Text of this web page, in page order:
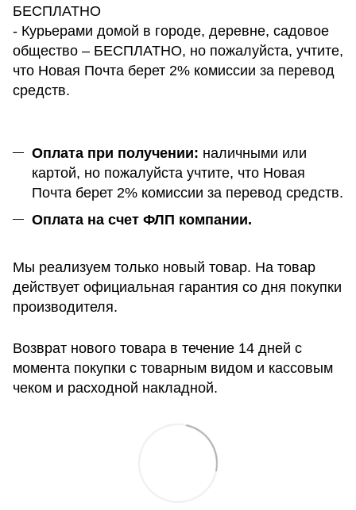
БЕСПЛАТНО
- Курьерами домой в городе, деревне, садовое
общество – БЕСПЛАТНО, но пожалуйста, учтите,
что Новая Почта берет 2% комиссии за перевод
средств.
Оплата при получении: наличными или
картой, но пожалуйста учтите, что Новая
Почта берет 2% комиссии за перевод средств.
Оплата на счет ФЛП компании.
Мы реализуем только новый товар. На товар
действует официальная гарантия со дня покупки
производителя.
Возврат нового товара в течение 14 дней с
момента покупки с товарным видом и кассовым
чеком и расходной накладной.